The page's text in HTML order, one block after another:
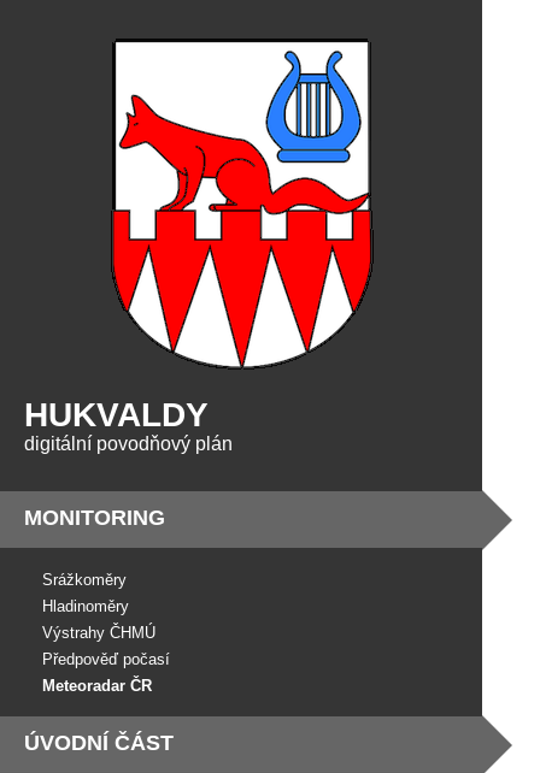
HUKVALDY
digitální povodňový plán
MONITORING
Srážkoměry
Hladinoměry
Výstrahy ČHMÚ
Předpověď počasí
Meteoradar ČR
ÚVODNÍ ČÁST